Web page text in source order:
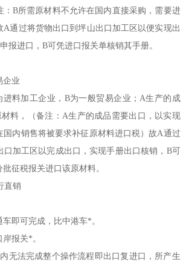
：B所需原材料不允许在国内直接采购，需要进
A通过将货物出口到坪山出口加工区以便实现出
报进口，B可凭进口报关单核销其手册。
企业
料加工企业，B为一般贸易企业；A生产的成
料，（备注：A生产的成品需要出口，以实现
国内销售将被要求补征原材料进口税）故A通过
口加工区以完成出口，实现手册出口核销，B可
征税报关进口该原材料。
即可完成，比中港车*。
报关*。
无法完成整个操作流程即出口复进口，所产生